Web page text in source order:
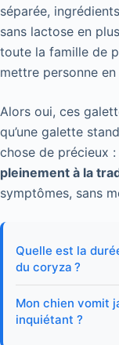
séparée,
sans lactose en
toute la famille de
mettre personne en
Alors oui, ces
qu’une galette
chose de précieux
pleinement à la
symptômes, sans
Quelle est la
du coryza ?
Mon chien vomit
inquiétant ?